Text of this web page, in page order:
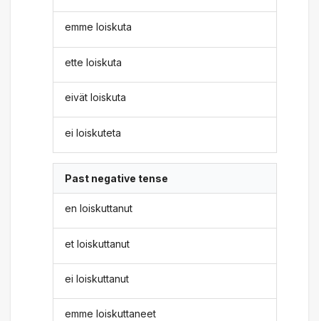
emme loiskuta
ette loiskuta
eivät loiskuta
ei loiskuteta
Past negative tense
en loiskuttanut
et loiskuttanut
ei loiskuttanut
emme loiskuttaneet